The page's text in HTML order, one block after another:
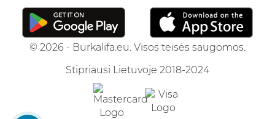
© 2026 - Burkalifa.eu. Visos teisės saugomos.
Stipriausi Lietuvoje 2018-2024